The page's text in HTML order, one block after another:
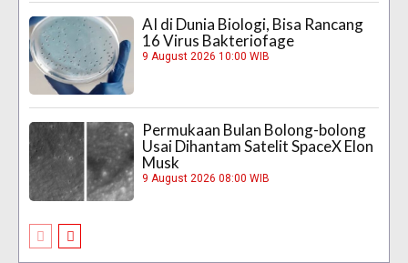
AI di Dunia Biologi, Bisa Rancang
16 Virus Bakteriofage
9 August 2026 10:00 WIB
Permukaan Bulan Bolong-bolong
Usai Dihantam Satelit SpaceX Elon
Musk
9 August 2026 08:00 WIB